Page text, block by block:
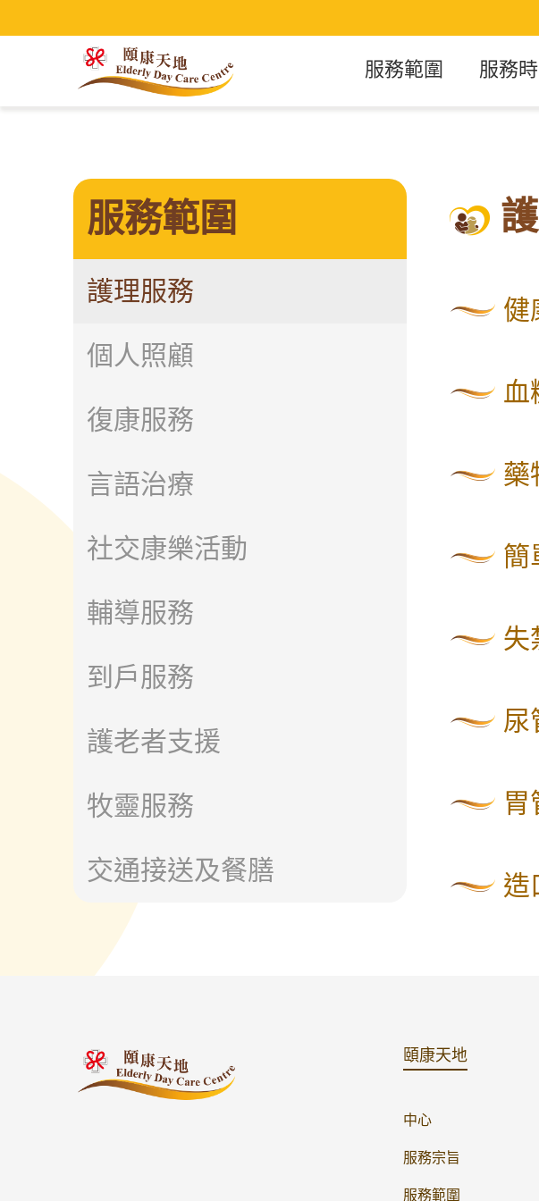
服務範圍 服務
服務範圍
護理服務
個人照顧
復康服務
言語治療
社交康樂活動
輔導服務
到戶服務
護老者支援
牧靈服務
交通接送及餐膳
健
血
藥
簡
失
尿
胃
造
頤康天地
中心
服務宗旨
服務範圍